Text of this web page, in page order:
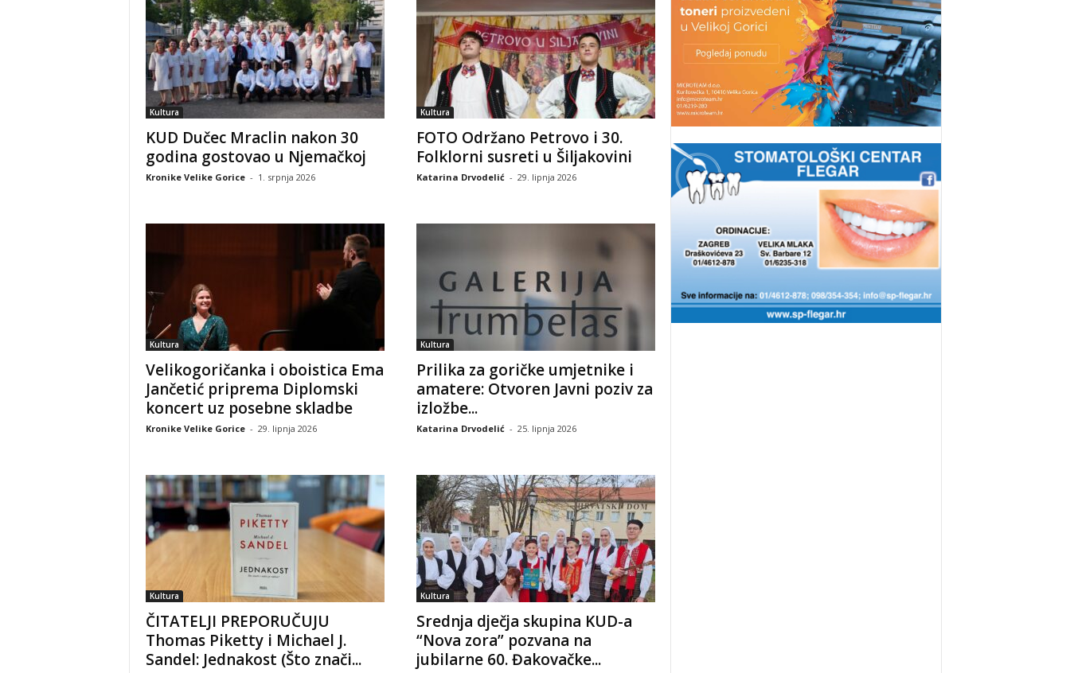
Kultura
KUD Dučec Mraclin nakon 30
godina gostovao u Njemačkoj
Kronike Velike Gorice - 1. srpnja 2026
Kultura
FOTO Održano Petrovo i 30.
Folklorni susreti u Šiljakovini
Katarina Drvodelić - 29. lipnja 2026
Kultura
Velikogoričanka i oboistica Ema
Jančetić priprema Diplomski
koncert uz posebne skladbe
Kronike Velike Gorice - 29. lipnja 2026
Kultura
Prilika za goričke umjetnike i
amatere: Otvoren Javni poziv za
izložbe...
Katarina Drvodelić - 25. lipnja 2026
Kultura
ČITATELJI PREPORUČUJU
Thomas Piketty i Michael J.
Sandel: Jednakost (Što znači...
Kultura
Srednja dječja skupina KUD-a
“Nova zora” pozvana na
jubilarne 60. Đakovačke...